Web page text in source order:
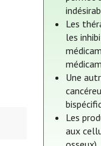
Les
les
Une
Les
aux